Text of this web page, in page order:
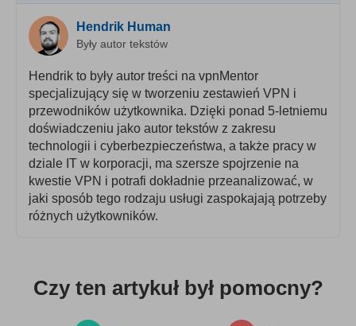
Hendrik Human
Były autor tekstów
Hendrik to były autor treści na vpnMentor
specjalizujący się w tworzeniu zestawień VPN i
przewodników użytkownika. Dzięki ponad 5-letniemu
doświadczeniu jako autor tekstów z zakresu
technologii i cyberbezpieczeństwa, a także pracy w
dziale IT w korporacji, ma szersze spojrzenie na
kwestie VPN i potrafi dokładnie przeanalizować, w
jaki sposób tego rodzaju usługi zaspokajają potrzeby
różnych użytkowników.
Czy ten artykuł był pomocny?